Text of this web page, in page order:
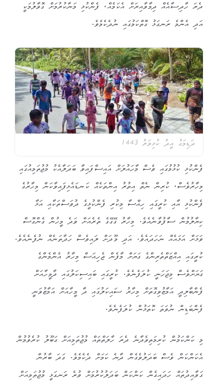
ދެރަ ހާދިސާއެއް ދިމާވާއިރަށް އެކަމެއް، ފެންކުޅި މަނާކުރުމަށް ގޮވާލުމަކީ
އަދި އެންމެ ރަނގަޅު ގޮތްކަމުގައި ނުދެކެމެވެ.
ދަޑިމަގު އީދު ކުޅިވަރު 1443
ފެންކުޅި ކުޅުމުގައި ވެސް މާހައުލަށް އައިސްފައިވާ ބަދަލާއެކު މުޖުތަމިއުގައި
މިހާރުވެސް، ކުރިން ނެތް އިތުރު އިންތަކެއް ކަނޑައެޅިފައިވާކަން މިހާރުގެ
ފެންކުޅި އާއި ކުރީގައި ހިއްސާ މިކުރި ފެންކުޅީގެ ދުވަސްތަކާއި އަޅާ
ކިޔާލުމުން ސާފުވާނެއެވެ. މިހާރު ގޭގޭގެ ތެރެއަށް ވަދެ މީހުން ގެންގޮސް
ވަޅަށް އަޅައެއް ނަހަދައެވެ. އަދި މޫދަށް ލައިވެސް ހަދާތަނެއް ނުފެނެއެވެ.
ކުރީގައި އިއްޒަތްތެރިންގެ ގަޔަށް މާފެން ޖެހިއަސް މިހާރު އެންމެންގެ
ގަޔަށްވެސް މިޖަހަނީ ކުލަފެނެވެ. ކުރީގައި ބައިސިކަލުގައި ދާމީހާއަށް
ފެންބާލިދީ އަމާޒުވިގޮތަށް މިހާރު ސައިކަލުގައި ދާ މީހާއަށް އަމާޒުވަނީ
ފެންބަޑިން ނުވަތަ ކޮތަޅުން ކުލަފެނެވެ.
މި ކަންކަމުން ކުރިމަތިވެދާނެ ދެރަ ހާލަތްތައް މުޖުތަމިއަށް ގަބޫލު ކުރެވުމުން
އެކަންކަން ވެސް ބަދަލުވެގެން ދާނެ ކަމަށް ދެކެމެވެ. ގަދަ ބާރުން
ގަވާއިދުތައް ހަދައިގެން ކަންކަން ބަދަލުކުރުމަށް ވުރެ ރަނގަޅީ މުޖުތަމިއަށް